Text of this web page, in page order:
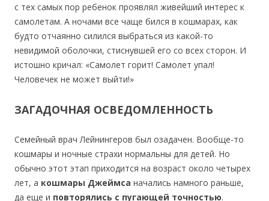
с тех самых пор ребенок проявлял живейший интерес к
самолетам. А ночами все чаще бился в кошмарах, как
будто отчаянно силился выбраться из какой-то
невидимой оболочки, стиснувшей его со всех сторон. И
истошно кричал: «Самолет горит! Самолет упал!
Человечек не может выйти!»
ЗАГАДОЧНАЯ ОСВЕДОМЛЕННОСТЬ
Семейный врач Лейнингеров был озадачен. Вообще-то
кошмары и ночные страхи нормальны для детей. Но
обычно этот этап приходится на возраст около четырех
лет, а кошмары Джеймса начались намного раньше,
да еще и повторялись с пугающей точностью.